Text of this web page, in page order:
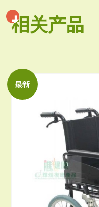
相关产品
相关产品
最新